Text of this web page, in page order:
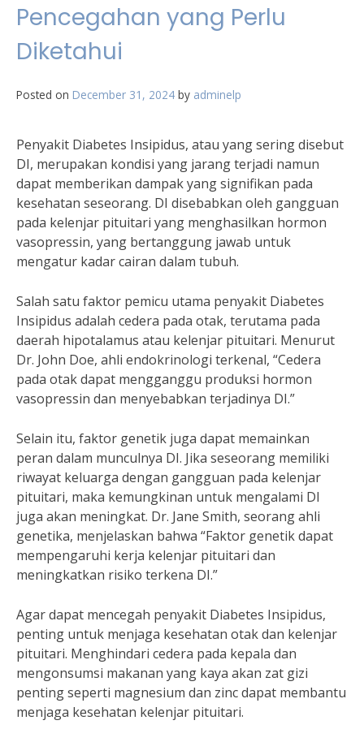
Pencegahan yang Perlu
Diketahui
Posted on December 31, 2024 by adminelp
Penyakit Diabetes Insipidus, atau yang sering disebut
DI, merupakan kondisi yang jarang terjadi namun
dapat memberikan dampak yang signifikan pada
kesehatan seseorang. DI disebabkan oleh gangguan
pada kelenjar pituitari yang menghasilkan hormon
vasopressin, yang bertanggung jawab untuk
mengatur kadar cairan dalam tubuh.
Salah satu faktor pemicu utama penyakit Diabetes
Insipidus adalah cedera pada otak, terutama pada
daerah hipotalamus atau kelenjar pituitari. Menurut
Dr. John Doe, ahli endokrinologi terkenal, “Cedera
pada otak dapat mengganggu produksi hormon
vasopressin dan menyebabkan terjadinya DI.”
Selain itu, faktor genetik juga dapat memainkan
peran dalam munculnya DI. Jika seseorang memiliki
riwayat keluarga dengan gangguan pada kelenjar
pituitari, maka kemungkinan untuk mengalami DI
juga akan meningkat. Dr. Jane Smith, seorang ahli
genetika, menjelaskan bahwa “Faktor genetik dapat
mempengaruhi kerja kelenjar pituitari dan
meningkatkan risiko terkena DI.”
Agar dapat mencegah penyakit Diabetes Insipidus,
penting untuk menjaga kesehatan otak dan kelenjar
pituitari. Menghindari cedera pada kepala dan
mengonsumsi makanan yang kaya akan zat gizi
penting seperti magnesium dan zinc dapat membantu
menjaga kesehatan kelenjar pituitari.